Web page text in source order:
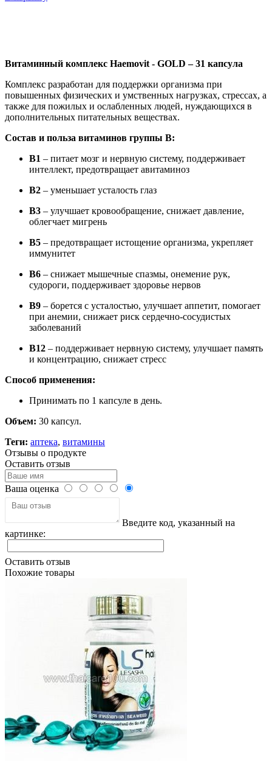
Витаминный комплекс Haemovit - GOLD – 31 капсула
Комплекс разработан для поддержки организма при
повышенных физических и умственных нагрузках, стрессах, а
также для пожилых и ослабленных людей, нуждающихся в
дополнительных питательных веществах.
Состав и польза витаминов группы B:
B1 – питает мозг и нервную систему, поддерживает
интеллект, предотвращает авитаминоз
B2 – уменьшает усталость глаз
B3 – улучшает кровообращение, снижает давление,
облегчает мигрень
B5 – предотвращает истощение организма, укрепляет
иммунитет
B6 – снижает мышечные спазмы, онемение рук,
судороги, поддерживает здоровье нервов
B9 – борется с усталостью, улучшает аппетит, помогает
при анемии, снижает риск сердечно-сосудистых
заболеваний
B12 – поддерживает нервную систему, улучшает память
и концентрацию, снижает стресс
Способ применения:
Принимать по 1 капсуле в день.
Объем: 30 капсул.
Теги: аптека, витамины
Отзывы о продукте
Оставить отзыв
Ваша оценка
Введите код, указанный на
картинке:
Оставить отзыв
Похожие товары